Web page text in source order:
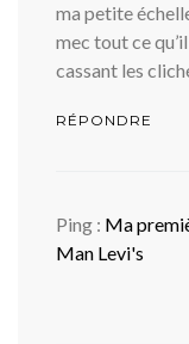
ma petite
mec tout ce
cassant les
RÉPONDRE
Ping : Ma
Man Levi's